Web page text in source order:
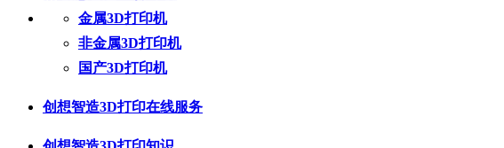
金属3D打印机
非金属3D打印机
国产3D打印机
创想智造3D打印在线服务